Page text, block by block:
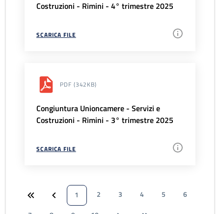
Costruzioni - Rimini - 4° trimestre 2025
SCARICA FILE
PDF (342KB)
Congiuntura Unioncamere - Servizi e
Costruzioni - Rimini - 3° trimestre 2025
SCARICA FILE
1 2 3 4 5
6